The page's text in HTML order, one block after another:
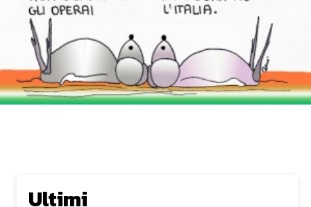
Ultimi